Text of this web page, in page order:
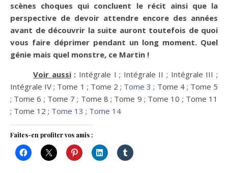
scènes choques qui concluent le récit ainsi que la
perspective de devoir attendre encore des années
avant de découvrir la suite auront toutefois de quoi
vous faire déprimer pendant un long moment. Quel
génie mais quel monstre, ce Martin !
Voir aussi: Intégrale I ; Intégrale II ; Intégrale III ;
Intégrale IV ; Tome 1 ; Tome 2 ; Tome 3 ; Tome 4 ; Tome 5
; Tome 6 ; Tome 7 ; Tome 8 ; Tome 9 ; Tome 10 ; Tome 11
; Tome 12 ; Tome 13 ; Tome 14
Faites-en profiter vos amis :